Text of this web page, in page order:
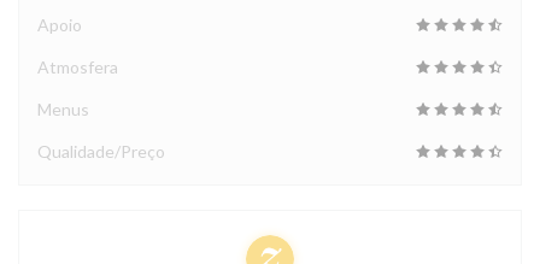
Apoio
Atmosfera
Menus
Qualidade/Preço